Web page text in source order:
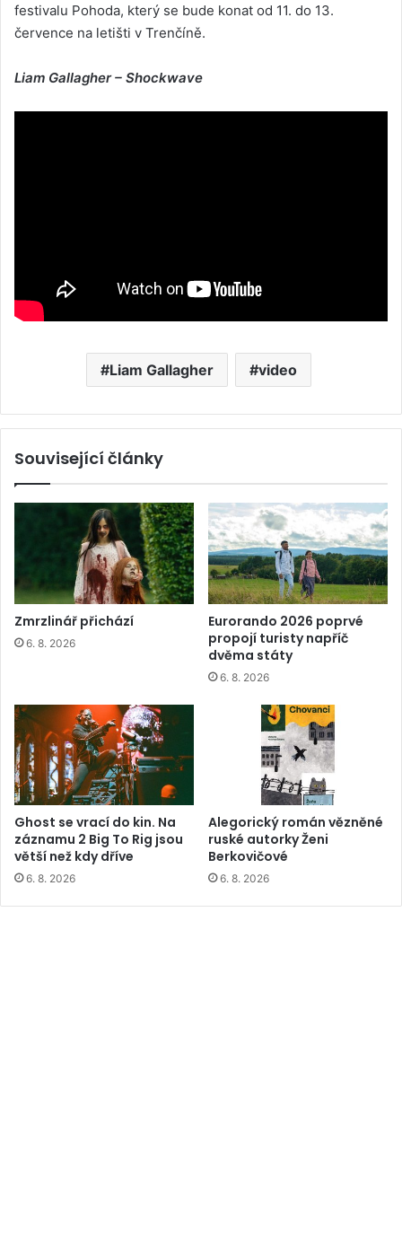
festivalu Pohoda, který se bude konat od 11. do 13.
července na letišti v Trenčíně.
Liam Gallagher – Shockwave
Liam Gallagher video
Související články
Zmrzlinář přichází
6. 8. 2026
Eurorando 2026 poprvé
propojí turisty napříč
dvěma státy
6. 8. 2026
Ghost se vrací do kin. Na
záznamu 2 Big To Rig jsou
větší než kdy dříve
6. 8. 2026
Alegorický román vězněné
ruské autorky Ženi
Berkovičové
6. 8. 2026